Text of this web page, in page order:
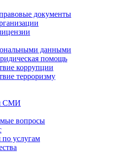
документы
данными
помощь
коррупции
терроризму
СМИ
вопросы
по услугам